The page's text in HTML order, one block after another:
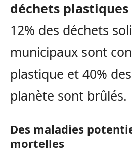
déchets plastiques
12% des déchets
municipaux sont
plastique et 40%
planète sont brûlés.
Des maladies
mortelles